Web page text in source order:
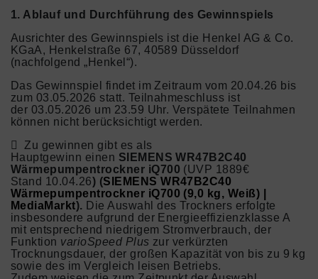
1. Ablauf und Durchführung des Gewinnspiels
Ausrichter des Gewinnspiels ist die Henkel AG & Co.
KGaA, Henkelstraße 67, 40589 Düsseldorf
(nachfolgend „Henkel“).
Das Gewinnspiel findet im Zeitraum vom 20.04.26 bis
zum 03.05.2026 statt. Teilnahmeschluss ist
der 03.05.2026 um 23.59 Uhr. Verspätete Teilnahmen
können nicht berücksichtigt werden.
 Zu gewinnen gibt es als
Hauptgewinn einen SIEMENS WR47B2C40
Wärmepumpentrockner iQ700 (UVP 1889€
Stand 10.04.26) (SIEMENS WR47B2C40
Wärmepumpentrockner iQ700 (9,0 kg, Weiß) |
MediaMarkt). Die Auswahl des Trockners erfolgte
insbesondere aufgrund der Energieeffizienzklasse A
mit entsprechend niedrigem Stromverbrauch, der
Funktion varioSpeed Plus zur verkürzten
Trocknungsdauer, der großen Kapazität von bis zu 9 kg
sowie des im Vergleich leisen Betriebs.